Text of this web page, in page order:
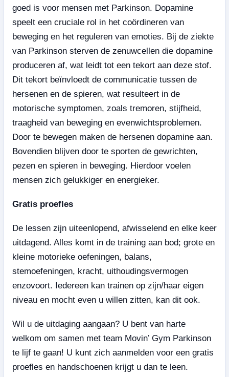
goed is voor mensen met Parkinson. Dopamine
speelt een cruciale rol in het coördineren van
beweging en het reguleren van emoties. Bij de ziekte
van Parkinson sterven de zenuwcellen die dopamine
produceren af, wat leidt tot een tekort aan deze stof.
Dit tekort beïnvloedt de communicatie tussen de
hersenen en de spieren, wat resulteert in de
motorische symptomen, zoals tremoren, stijfheid,
traagheid van beweging en evenwichtsproblemen.
Door te bewegen maken de hersenen dopamine aan.
Bovendien blijven door te sporten de gewrichten,
pezen en spieren in beweging. Hierdoor voelen
mensen zich gelukkiger en energieker.
Gratis proefles
De lessen zijn uiteenlopend, afwisselend en elke keer
uitdagend. Alles komt in de training aan bod; grote en
kleine motorieke oefeningen, balans,
stemoefeningen, kracht, uithoudingsvermogen
enzovoort. Iedereen kan trainen op zijn/haar eigen
niveau en mocht even u willen zitten, kan dit ook.
Wil u de uitdaging aangaan? U bent van harte
welkom om samen met team Movin’ Gym Parkinson
te lijf te gaan! U kunt zich aanmelden voor een gratis
proefles en handschoenen krijgt u dan te leen.